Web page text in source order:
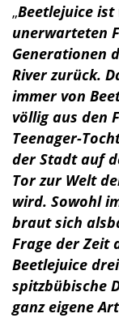
„Beetlejuice
unerwarteten
Generationen
River zurück.
immer von
völlig aus den
Teenager-
der Stadt auf
Tor zur Welt
wird. Sowohl
braut sich
Frage der Zeit
Beetlejuice
spitzbübische
ganz eigene